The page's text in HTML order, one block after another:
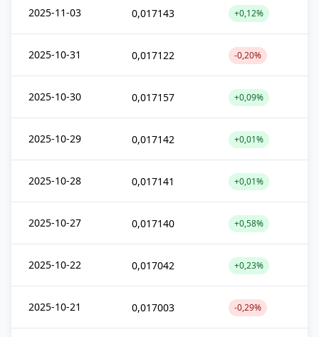
2025-11-03 0,017143 +0,12%
2025-10-31 0,017122 -0,20%
2025-10-30 0,017157 +0,09%
2025-10-29 0,017142 +0,01%
2025-10-28 0,017141 +0,01%
2025-10-27 0,017140 +0,58%
2025-10-22 0,017042 +0,23%
2025-10-21 0,017003 -0,29%